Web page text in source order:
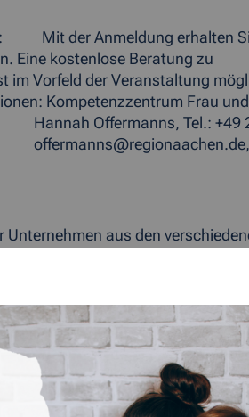
Mit der Anmeldung erhalten
können. Eine
im Vorfeld der Veranstaltung
Kompetenzzentrum Frau
Tel.: +49 241
aus den
mit Kind Bewerberinnen und